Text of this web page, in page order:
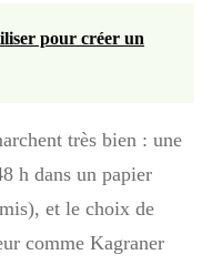
pour créer un
très bien : une
h dans un papier
et le choix de
comme Kagraner